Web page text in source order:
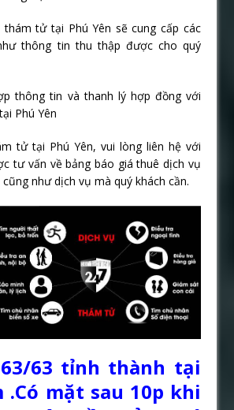
tử tại Phú Yên sẽ cung cấp các
thông tin thu thập được cho quý
thông tin và thanh lý hợp đồng với
Phú Yên
tử tại Phú Yên, vui lòng liên hệ với
tư vấn về bảng báo giá thuê dịch vụ
như dịch vụ mà quý khách cần.
63 tỉnh thành tại
.Có mặt sau 10p khi